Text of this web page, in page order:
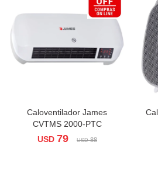
Caloventilador James
CVTMS 2000-PTC
USD 79 USD 88